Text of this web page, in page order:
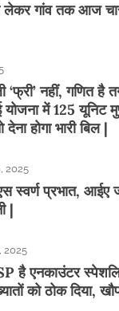
लेकर गांव तक आज
‘फ्री’ नहीं, गणित है
योजना में 125 यूनिट
देना होगा भारी बिल |
2025
स्वर्ण प्रभात, आईए
|
2025
है एनकाउंटर
को ठोक दिया,